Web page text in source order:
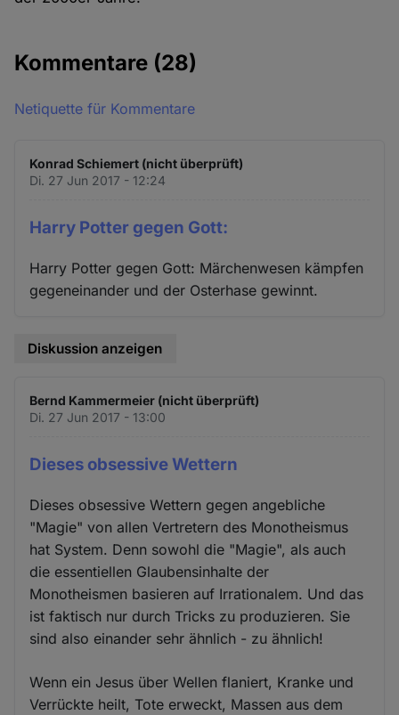
Kommentare (28)
Netiquette für Kommentare
Konrad Schiemert (nicht überprüft)
Di. 27 Jun 2017 - 12:24
Harry Potter gegen Gott:
Harry Potter gegen Gott: Märchenwesen kämpfen
gegeneinander und der Osterhase gewinnt.
Diskussion anzeigen
Bernd Kammermeier (nicht überprüft)
Di. 27 Jun 2017 - 13:00
Dieses obsessive Wettern
Dieses obsessive Wettern gegen angebliche
"Magie" von allen Vertretern des Monotheismus
hat System. Denn sowohl die "Magie", als auch
die essentiellen Glaubensinhalte der
Monotheismen basieren auf Irrationalem. Und das
ist faktisch nur durch Tricks zu produzieren. Sie
sind also einander sehr ähnlich - zu ähnlich!
Wenn ein Jesus über Wellen flaniert, Kranke und
Verrückte heilt, Tote erweckt, Massen aus dem